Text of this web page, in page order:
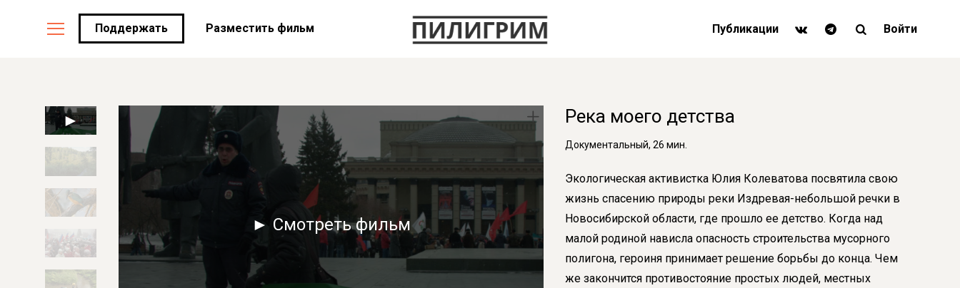
Поддержать Разместить фильм Публикации Войти
► Смотреть фильм
Река моего детства
Документальный, 26 мин.
Экологическая активистка Юлия Колеватова посвятила свою
жизнь спасению природы реки Издревая-небольшой речки в
Новосибирской области, где прошло ее детство. Когда над
малой родиной нависла опасность строительства мусорного
полигона, героиня принимает решение борьбы до конца. Чем
же закончится противостояние простых людей, местных